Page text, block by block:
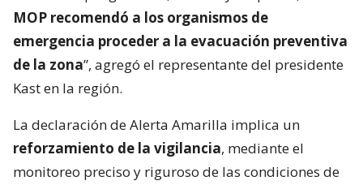
MOP recomendó a los organismos de
emergencia proceder a la evacuación preventiva
de la zona”, agregó el representante del presidente
Kast en la región.
La declaración de Alerta Amarilla implica un
reforzamiento de la vigilancia, mediante el
monitoreo preciso y riguroso de las condiciones de